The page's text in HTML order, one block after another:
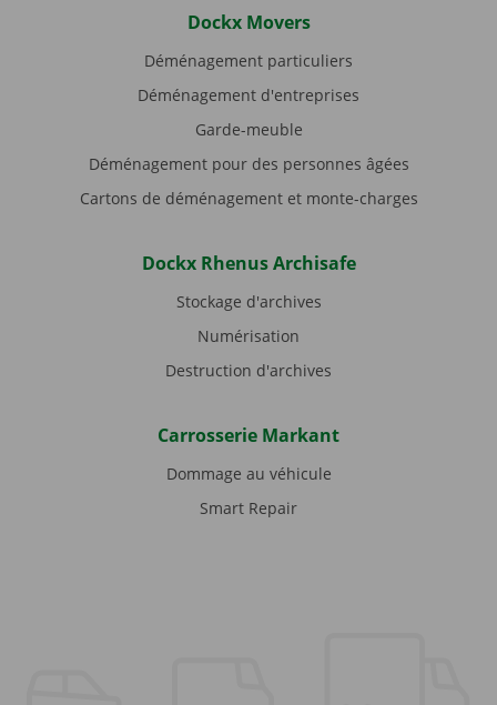
Dockx Movers
Déménagement particuliers
Déménagement d'entreprises
Garde-meuble
Déménagement pour des personnes âgées
Cartons de déménagement et monte-charges
Dockx Rhenus Archisafe
Stockage d'archives
Numérisation
Destruction d'archives
Carrosserie Markant
Dommage au véhicule
Smart Repair